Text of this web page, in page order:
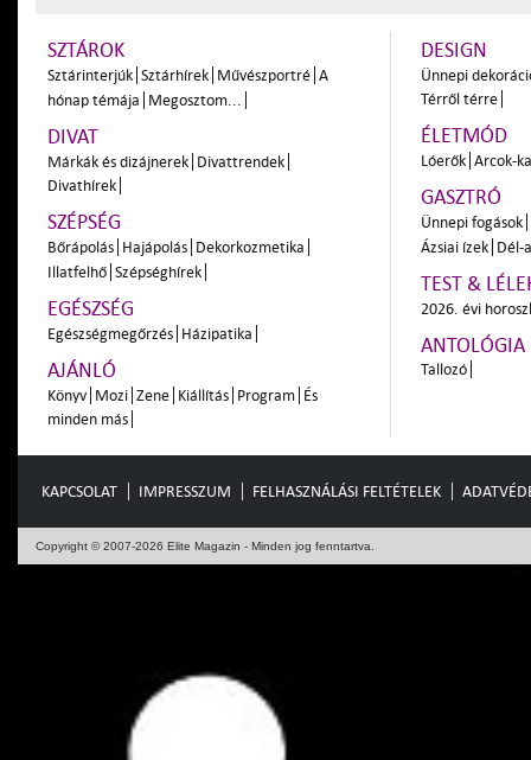
SZTÁROK
Sztárinterjúk Sztárhírek Művészportré A
hónap témája Megosztom...
DIVAT
Márkák és dizájnerek Divattrendek
Divathírek
SZÉPSÉG
Bőrápolás Hajápolás Dekorkozmetika
Illatfelhő Szépséghírek
EGÉSZSÉG
Egészségmegőrzés Házipatika
AJÁNLÓ
Könyv Mozi Zene Kiállítás Program És
minden más
DESIGN
Ünnepi
Térről térre
ÉLETMÓD
Lóerők Arcok-
GASZTRÓ
Ünnepi fogások
Ázsiai ízek Dél-
TEST &
2026. évi
ANTOLÓGIA
Tallozó
KAPCSOLAT IMPRESSZUM FELHASZNÁLÁSI FELTÉTELEK
Copyright © 2007-2026 Elite Magazin - Minden jog fenntartva.